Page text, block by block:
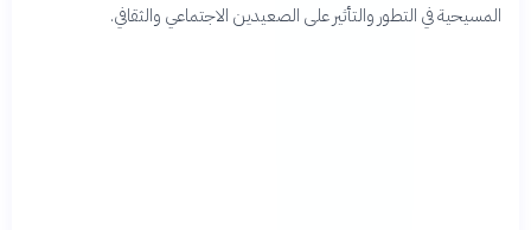
المسيحية في التطور والتأثير على الصعيدين الاجتماعي والثقافي.